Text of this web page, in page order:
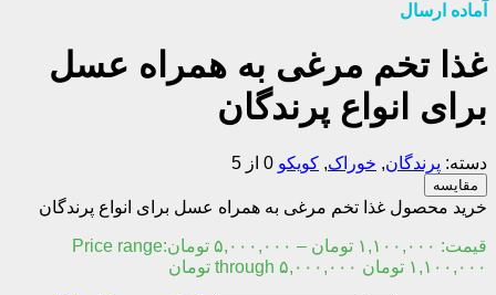
آماده ارسال
غذا تخم مرغی به همراه عسل
برای انواع پرندگان
دسته: پرندگان, خوراک, کویکو 0 از 5
مقایسه
خرید محصول غذا تخم مرغی به همراه عسل برای انواع پرندگان
قیمت: ۱,۱۰۰,۰۰۰ تومان – ۵,۰۰۰,۰۰۰ تومانPrice range:
۱,۱۰۰,۰۰۰ تومان through ۵,۰۰۰,۰۰۰ تومان